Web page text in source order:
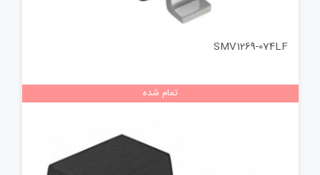
SMV1269-074LF
تمام شده